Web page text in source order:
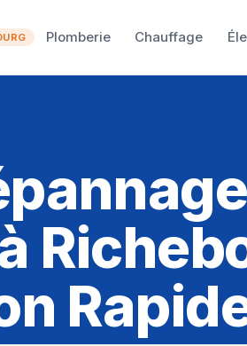
Plomberie Chauffage